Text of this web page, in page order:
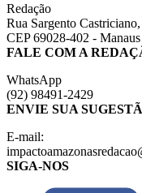
Redação
Rua Sargento
CEP 69028-402 -
FALE COM A
WhatsApp
(92) 98491-2429
ENVIE SUA
E-mail:
SIGA-NOS